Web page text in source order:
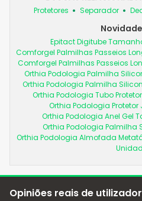
Protetores Separador
Epitact Digitube
Comforgel Palmilhas Passeios
Comforgel Palmilhas Passeios
Orthia Podologia Palmilha
Orthia Podologia Palmilha
Orthia Podologia Tubo
Orthia Podologia Protetor
Orthia Podologia Anel Gel
Orthia Podologia Palmilha
Orthia Podologia Almofada
Opiniões reais de